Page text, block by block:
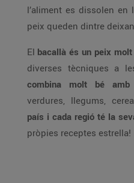
l’aliment es dissolen en
peix queden dintre
El bacallà és un peix
diverses tècniques a
combina molt bé
verdures, llegums,
país i cada regió té la
pròpies receptes estrella!